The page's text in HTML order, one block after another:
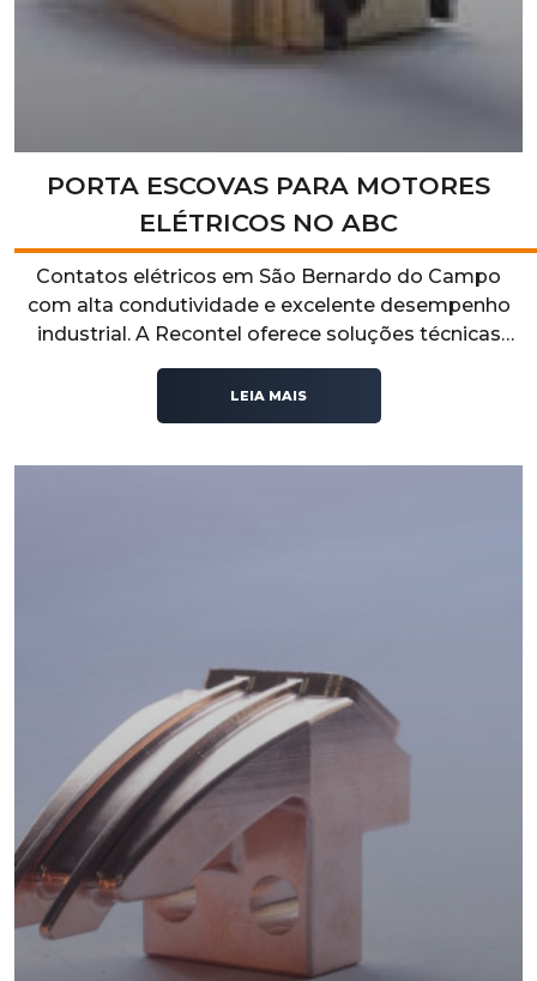
PORTA ESCOVAS PARA MOTORES
ELÉTRICOS NO ABC
Contatos elétricos em São Bernardo do Campo
com alta condutividade e excelente desempenho
industrial. A Recontel oferece soluções técnicas
confiáveis para sistemas elétricos que exigem
segurança, durabilidade e eficiência operacional.
LEIA MAIS